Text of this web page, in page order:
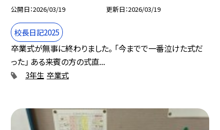
公開日 2026/03/19 更新日 2026/03/19
校長日記2025
卒業式が無事に終わりました。 「今までで一番泣けた式だ
った」 ある来賓の方の式直...
3年生 卒業式